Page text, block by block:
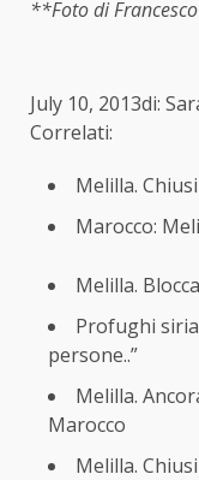
**Foto di
July 10, 2013di:
Correlati:
Melilla.
Marocco:
Melilla.
Profughi
persone..”
Melilla.
Marocco
Melilla.